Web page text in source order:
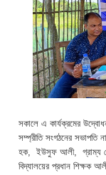
সকালে এ কার্যক্রমের
সম্প্রীতি সংগঠনের
হক, ইউসুফ আলী, গ্রাম্য
বিদ্যালয়ের প্রধান শিক্ষক